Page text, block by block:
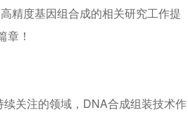
精度基因组合成的相关研究工作提
章！
关注的领域，DNA合成组装技术作